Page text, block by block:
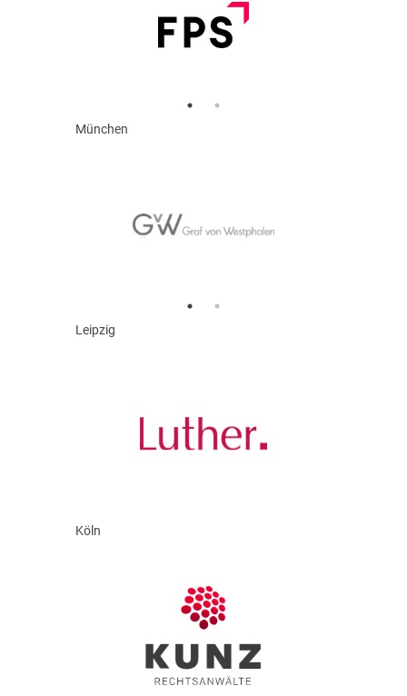
München
Leipzig
Köln